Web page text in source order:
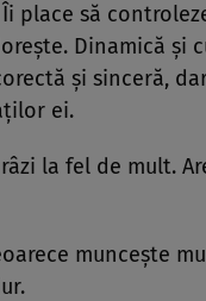
place să
Dinamică şi
şi sinceră,
ei.
la fel de mult.
munceşte